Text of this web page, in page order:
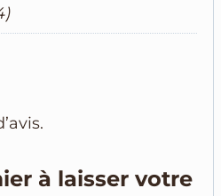
à laisser votre